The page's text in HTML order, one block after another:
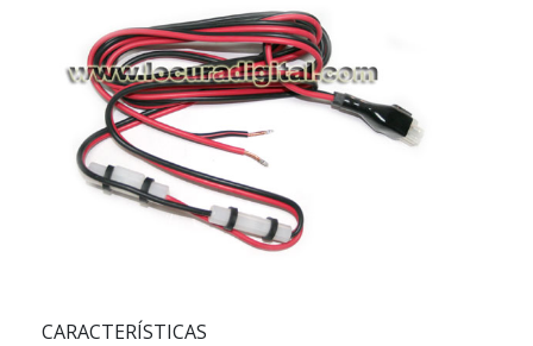
CARACTERÍSTICAS